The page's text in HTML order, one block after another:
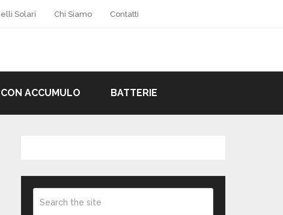
Solari Chi Siamo Contatti
ACCUMULO BATTERIE